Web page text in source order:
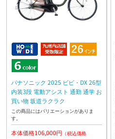
パナソニック 2025 ビビ・DX 26型
内装3段 電動アシスト 通勤 通学 お
買い物 坂道ラクラク
この商品にはバリエーションがありま
す。
本体価格106,000円 （税込価格